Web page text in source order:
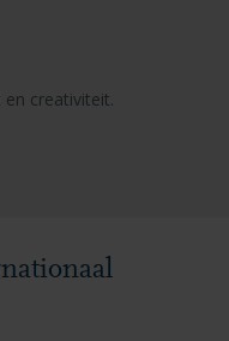
creativiteit.